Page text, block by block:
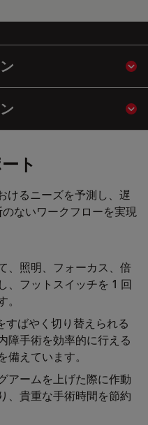
ト
けるニーズを予測し、遅
ないワークフローを実現
、照明、フォーカス、倍
、フットスイッチを 1 回
すばやく切り替えられる
障手術を効率的に行える
えています。
アームを上げた際に作動
、貴重な手術時間を節約